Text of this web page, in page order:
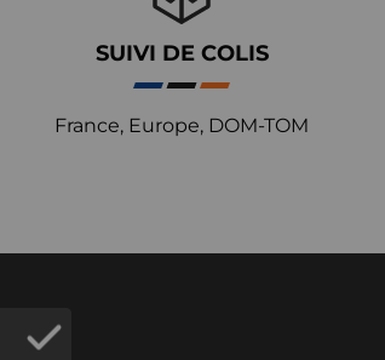
SUIVI DE COLIS
France, Europe, DOM-TOM